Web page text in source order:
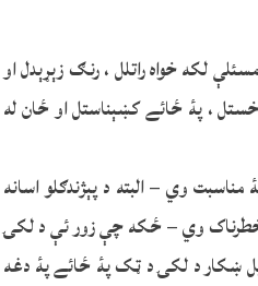
لکه خواه راتلل ، رنګ زېړېدل او
اخستل ، پۀ ځائے کښېناستل او ځان له
وي – البته د پېژندګلو اسانه
خطرناک وي – ځکه چې زور ئې د لکۍ
ښکار د لکۍ د ټک پۀ ځائے پۀ دغه